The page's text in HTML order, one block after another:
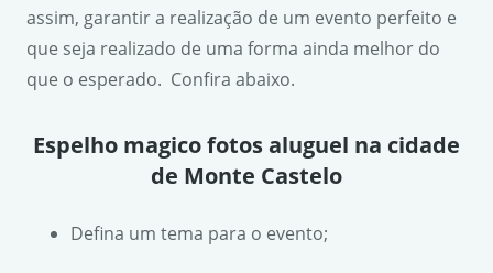
assim, garantir a realização de um evento perfeito e
que seja realizado de uma forma ainda melhor do
que o esperado. Confira abaixo.
Espelho magico fotos aluguel na cidade
de Monte Castelo
Defina um tema para o evento;